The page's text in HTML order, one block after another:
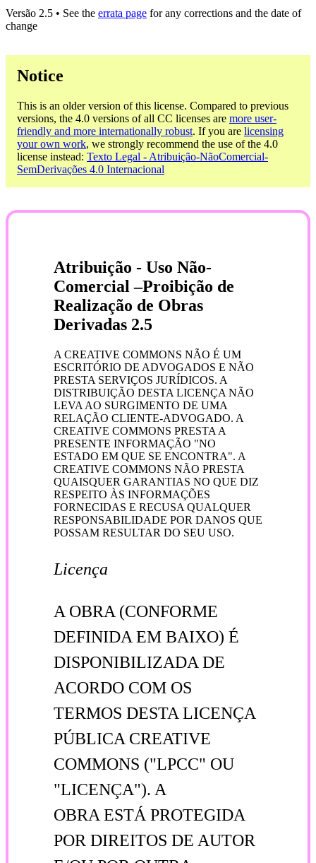
Versão 2.5 • See the errata page for any corrections and the date of
change
Notice
This is an older version of this license. Compared to previous
versions, the 4.0 versions of all CC licenses are more user-
friendly and more internationally robust. If you are licensing
your own work, we strongly recommend the use of the 4.0
license instead: Texto Legal - Atribuição-NãoComercial-
SemDerivações 4.0 Internacional
Atribuição - Uso Não-
Comercial –Proibição de
Realização de Obras
Derivadas 2.5
A CREATIVE COMMONS NÃO É UM
ESCRITÓRIO DE ADVOGADOS E NÃO
PRESTA SERVIÇOS JURÍDICOS. A
DISTRIBUIÇÃO DESTA LICENÇA NÃO
LEVA AO SURGIMENTO DE UMA
RELAÇÃO CLIENTE-ADVOGADO. A
CREATIVE COMMONS PRESTA A
PRESENTE INFORMAÇÃO "NO
ESTADO EM QUE SE ENCONTRA". A
CREATIVE COMMONS NÃO PRESTA
QUAISQUER GARANTIAS NO QUE DIZ
RESPEITO ÀS INFORMAÇÕES
FORNECIDAS E RECUSA QUALQUER
RESPONSABILIDADE POR DANOS QUE
POSSAM RESULTAR DO SEU USO.
Licença
A OBRA (CONFORME
DEFINIDA EM BAIXO) É
DISPONIBILIZADA DE
ACORDO COM OS
TERMOS DESTA LICENÇA
PÚBLICA CREATIVE
COMMONS ("LPCC" OU
"LICENÇA"). A
OBRA ESTÁ PROTEGIDA
POR DIREITOS DE AUTOR